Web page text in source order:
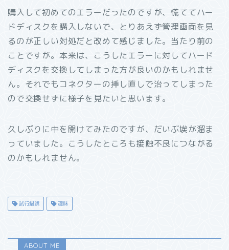
購入して初めてのエラーだったのですが、慌ててハー
ドディスクを購入しないで、とりあえず管理画面を見
るのが正しい対処だと改めて感じました。当たり前の
ことですが。 本来は、こうしたエラーに対してハード
ディスクを交換してしまった方が良いのかもしれませ
ん。それでも コネクターの挿し直しで治ってしまった
ので交換せずに様子を見たいと思います。
久しぶりに中を開けてみたのですが、だいぶ埃が溜ま
っていました。こうしたところも接触不良につながる
のかもしれません。
試行錯誤 趣味
ABOUT ME